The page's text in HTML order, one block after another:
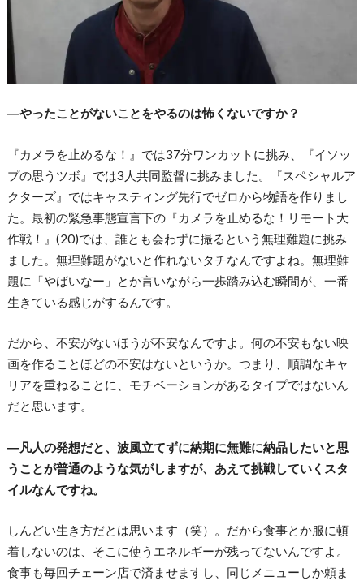
―やったことがないことをやるのは怖くないですか？
『カメラを止めるな！』では37分ワンカットに挑み、『イソッ
プの思うツボ』では3人共同監督に挑みました。『スペシャルア
クターズ』ではキャスティング先行でゼロから物語を作りまし
た。最初の緊急事態宣言下の『カメラを止めるな！リモート大
作戦！』(20)では、誰とも会わずに撮るという無理難題に挑み
ました。無理難題がないと作れないタチなんですよね。無理難
題に「やばいなー」とか言いながら一歩踏み込む瞬間が、一番
生きている感じがするんです。
だから、不安がないほうが不安なんですよ。何の不安もない映
画を作ることほどの不安はないというか。つまり、順調なキャ
リアを重ねることに、モチベーションがあるタイプではないん
だと思います。
―凡人の発想だと、波風立てずに納期に無難に納品したいと思
うことが普通のような気がしますが、あえて挑戦していくスタ
イルなんですね。
しんどい生き方だとは思います（笑）。だから食事とか服に頓
着しないのは、そこに使うエネルギーが残ってないんですよ。
食事も毎回チェーン店で済ませますし、同じメニューしか頼ま